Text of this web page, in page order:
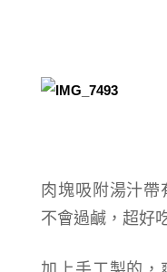
肉塊吸附湯汁帶
不會過鹹，超好